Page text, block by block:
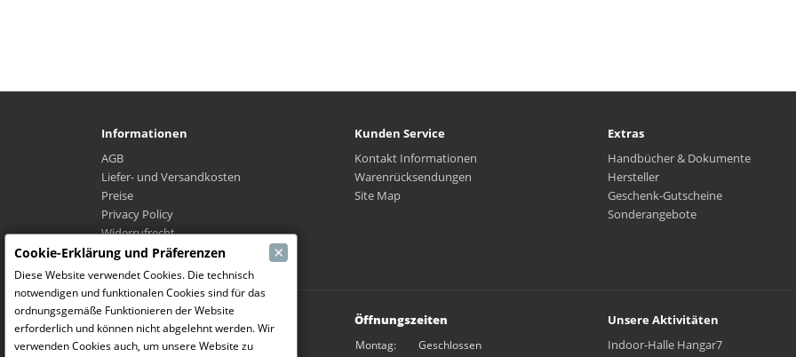
Informationen
AGB
Liefer- und Versandkosten
Preise
Privacy Policy
Widerrufrecht
Wo ist mein Paket?
Kunden Service
Kontakt Informationen
Warenrücksendungen
Site Map
Extras
Handbücher & Dokumente
Hersteller
Geschenk-Gutscheine
Sonderangebote
Modelbouw Dekeyser B.V.
Weverijstraat 14
Öffnungszeiten
Montag: Geschlossen
Unsere Aktivitäten
Indoor-Halle Hangar7
Cookie-Erklärung und Präferenzen ×
Diese Website verwendet Cookies. Die technisch
notwendigen und funktionalen Cookies sind für das
ordnungsgemäße Funktionieren der Website
erforderlich und können nicht abgelehnt werden. Wir
verwenden Cookies auch, um unsere Website zu